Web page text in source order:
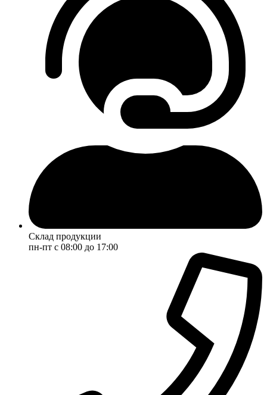
Склад продукции
пн-пт с 08:00 до 17:00